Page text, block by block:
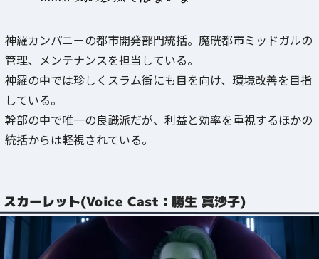
神羅カンパニーの都市開発部門統括。魔晄都市ミッドガルの
管理、メンテナンスを担当している。
神羅の中では珍しくスラム街にも目を向け、環境改善を目指
している。
幹部の中で唯一の良識派だが、利益と効率を重視するほかの
統括からは軽視されている。
スカーレット(Voice Cast：勝生 真沙子)